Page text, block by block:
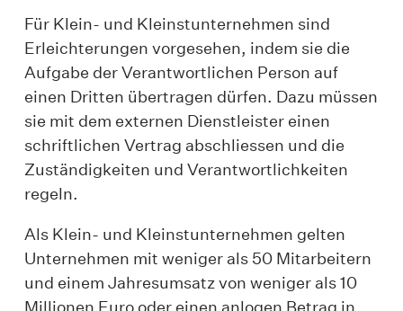
Für Klein- und Kleinstunternehmen sind
Erleichterungen vorgesehen, indem sie die
Aufgabe der Verantwortlichen Person auf
einen Dritten übertragen dürfen. Dazu müssen
sie mit dem externen Dienstleister einen
schriftlichen Vertrag abschliessen und die
Zuständigkeiten und Verantwortlichkeiten
regeln.
Als Klein- und Kleinstunternehmen gelten
Unternehmen mit weniger als 50 Mitarbeitern
und einem Jahresumsatz von weniger als 10
Millionen Euro oder einen anlogen Betrag in